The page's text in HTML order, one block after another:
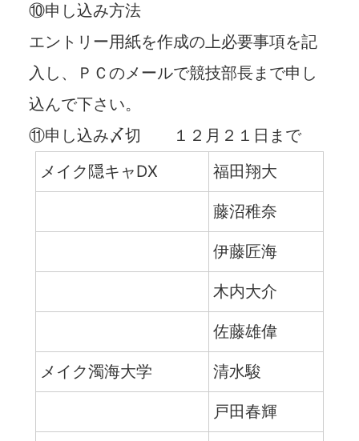
⑩申し込み方法
エントリー用紙を作成の上必要事項を記
入し、ＰＣのメールで競技部長まで申し
込んで下さい。
⑪申し込み〆切 １２月２１日まで
メイク隠キャDX
福田翔大
藤沼稚奈
伊藤匠海
木内大介
佐藤雄偉
メイク濁海大学 清水駿
戸田春輝